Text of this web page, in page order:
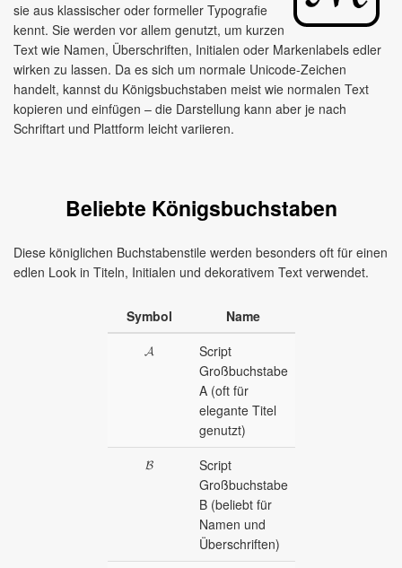
sie aus klassischer oder formeller Typografie
kennt. Sie werden vor allem genutzt, um kurzen
Text wie Namen, Überschriften, Initialen oder Markenlabels edler
wirken zu lassen. Da es sich um normale Unicode-Zeichen
handelt, kannst du Königsbuchstaben meist wie normalen Text
kopieren und einfügen – die Darstellung kann aber je nach
Schriftart und Plattform leicht variieren.
Beliebte Königsbuchstaben
Diese königlichen Buchstabenstile werden besonders oft für einen
edlen Look in Titeln, Initialen und dekorativem Text verwendet.
Symbol
Name
𝓐
Script
Großbuchstabe
A (oft für
elegante Titel
genutzt)
𝓑
Script
Großbuchstabe
B (beliebt für
Namen und
Überschriften)